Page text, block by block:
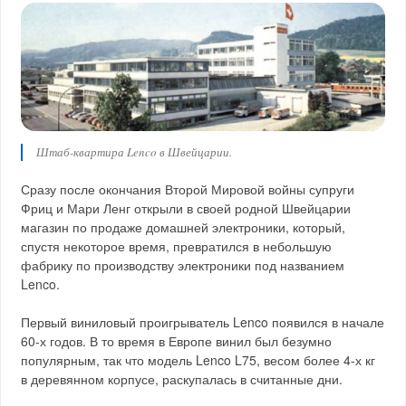
Штаб-квартира Lenco в Швейцарии.
Сразу после окончания Второй Мировой войны супруги
Фриц и Мари Ленг открыли в своей родной Швейцарии
магазин по продаже домашней электроники, который,
спустя некоторое время, превратился в небольшую
фабрику по производству электроники под названием
Lenco.
Первый виниловый проигрыватель Lenco появился в начале
60-х годов. В то время в Европе винил был безумно
популярным, так что модель Lenco L75, весом более 4-х кг
в деревянном корпусе, раскупалась в считанные дни.